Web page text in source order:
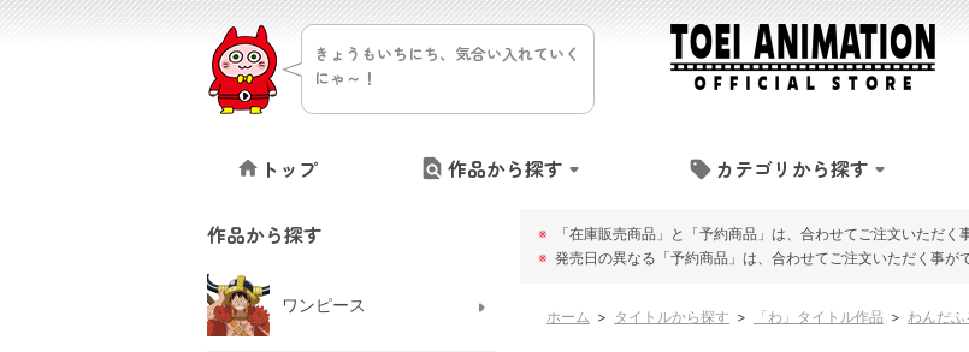
きょうもいちにち、気合い入れていく
にゃ～！
トップ 作品から探す カテゴリから探す
※
「在庫販売商品」と「予約商品」は、合わせてご注文いただく
※ 発売日の異なる「予約商品」は、合わせてご注文いただく事が
ホーム > タイトルから探す > 「わ」タイトル作品 > わんだ
作品から探す
ワンピース